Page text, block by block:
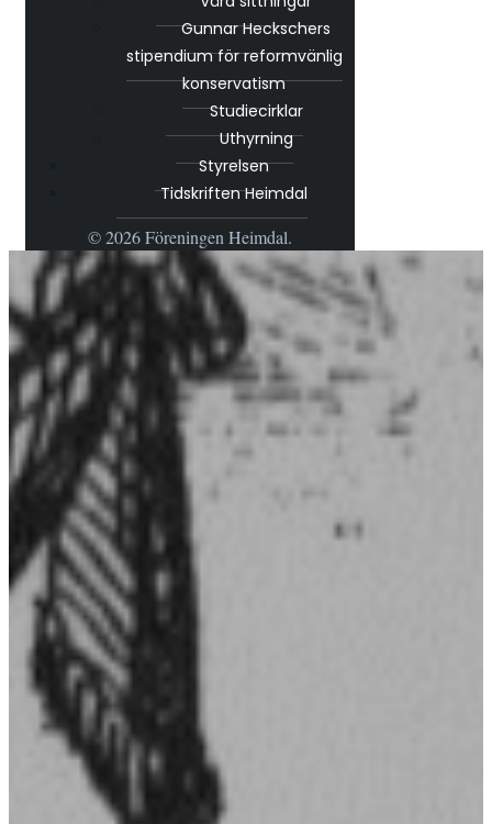
Gunnar Heckschers
stipendium för reformvänlig
konservatism
Studiecirklar
Uthyrning
Styrelsen
Tidskriften Heimdal
© 2026 Föreningen Heimdal.